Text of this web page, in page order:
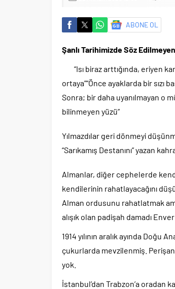
ABONE OL
Şanlı Tarihimizde Söz
“Isı biraz arttığında, eriyen
ortaya”“Önce ayaklarda bir
Sonra; bir daha uyanılmayan o
bilinmeyen yüzü”
Yılmazdılar geri dönmeyi
“Sarıkamış Destanını” yazan
Almanlar, diğer cephelerde
kendilerinin rahatlayacağını
Alman ordusunu rahatlatmak
alışık olan padişah damadı
1914 yılının aralık ayında
çukurlarda mevzilenmiş.
yok.
İstanbul’dan Trabzon’a oradan